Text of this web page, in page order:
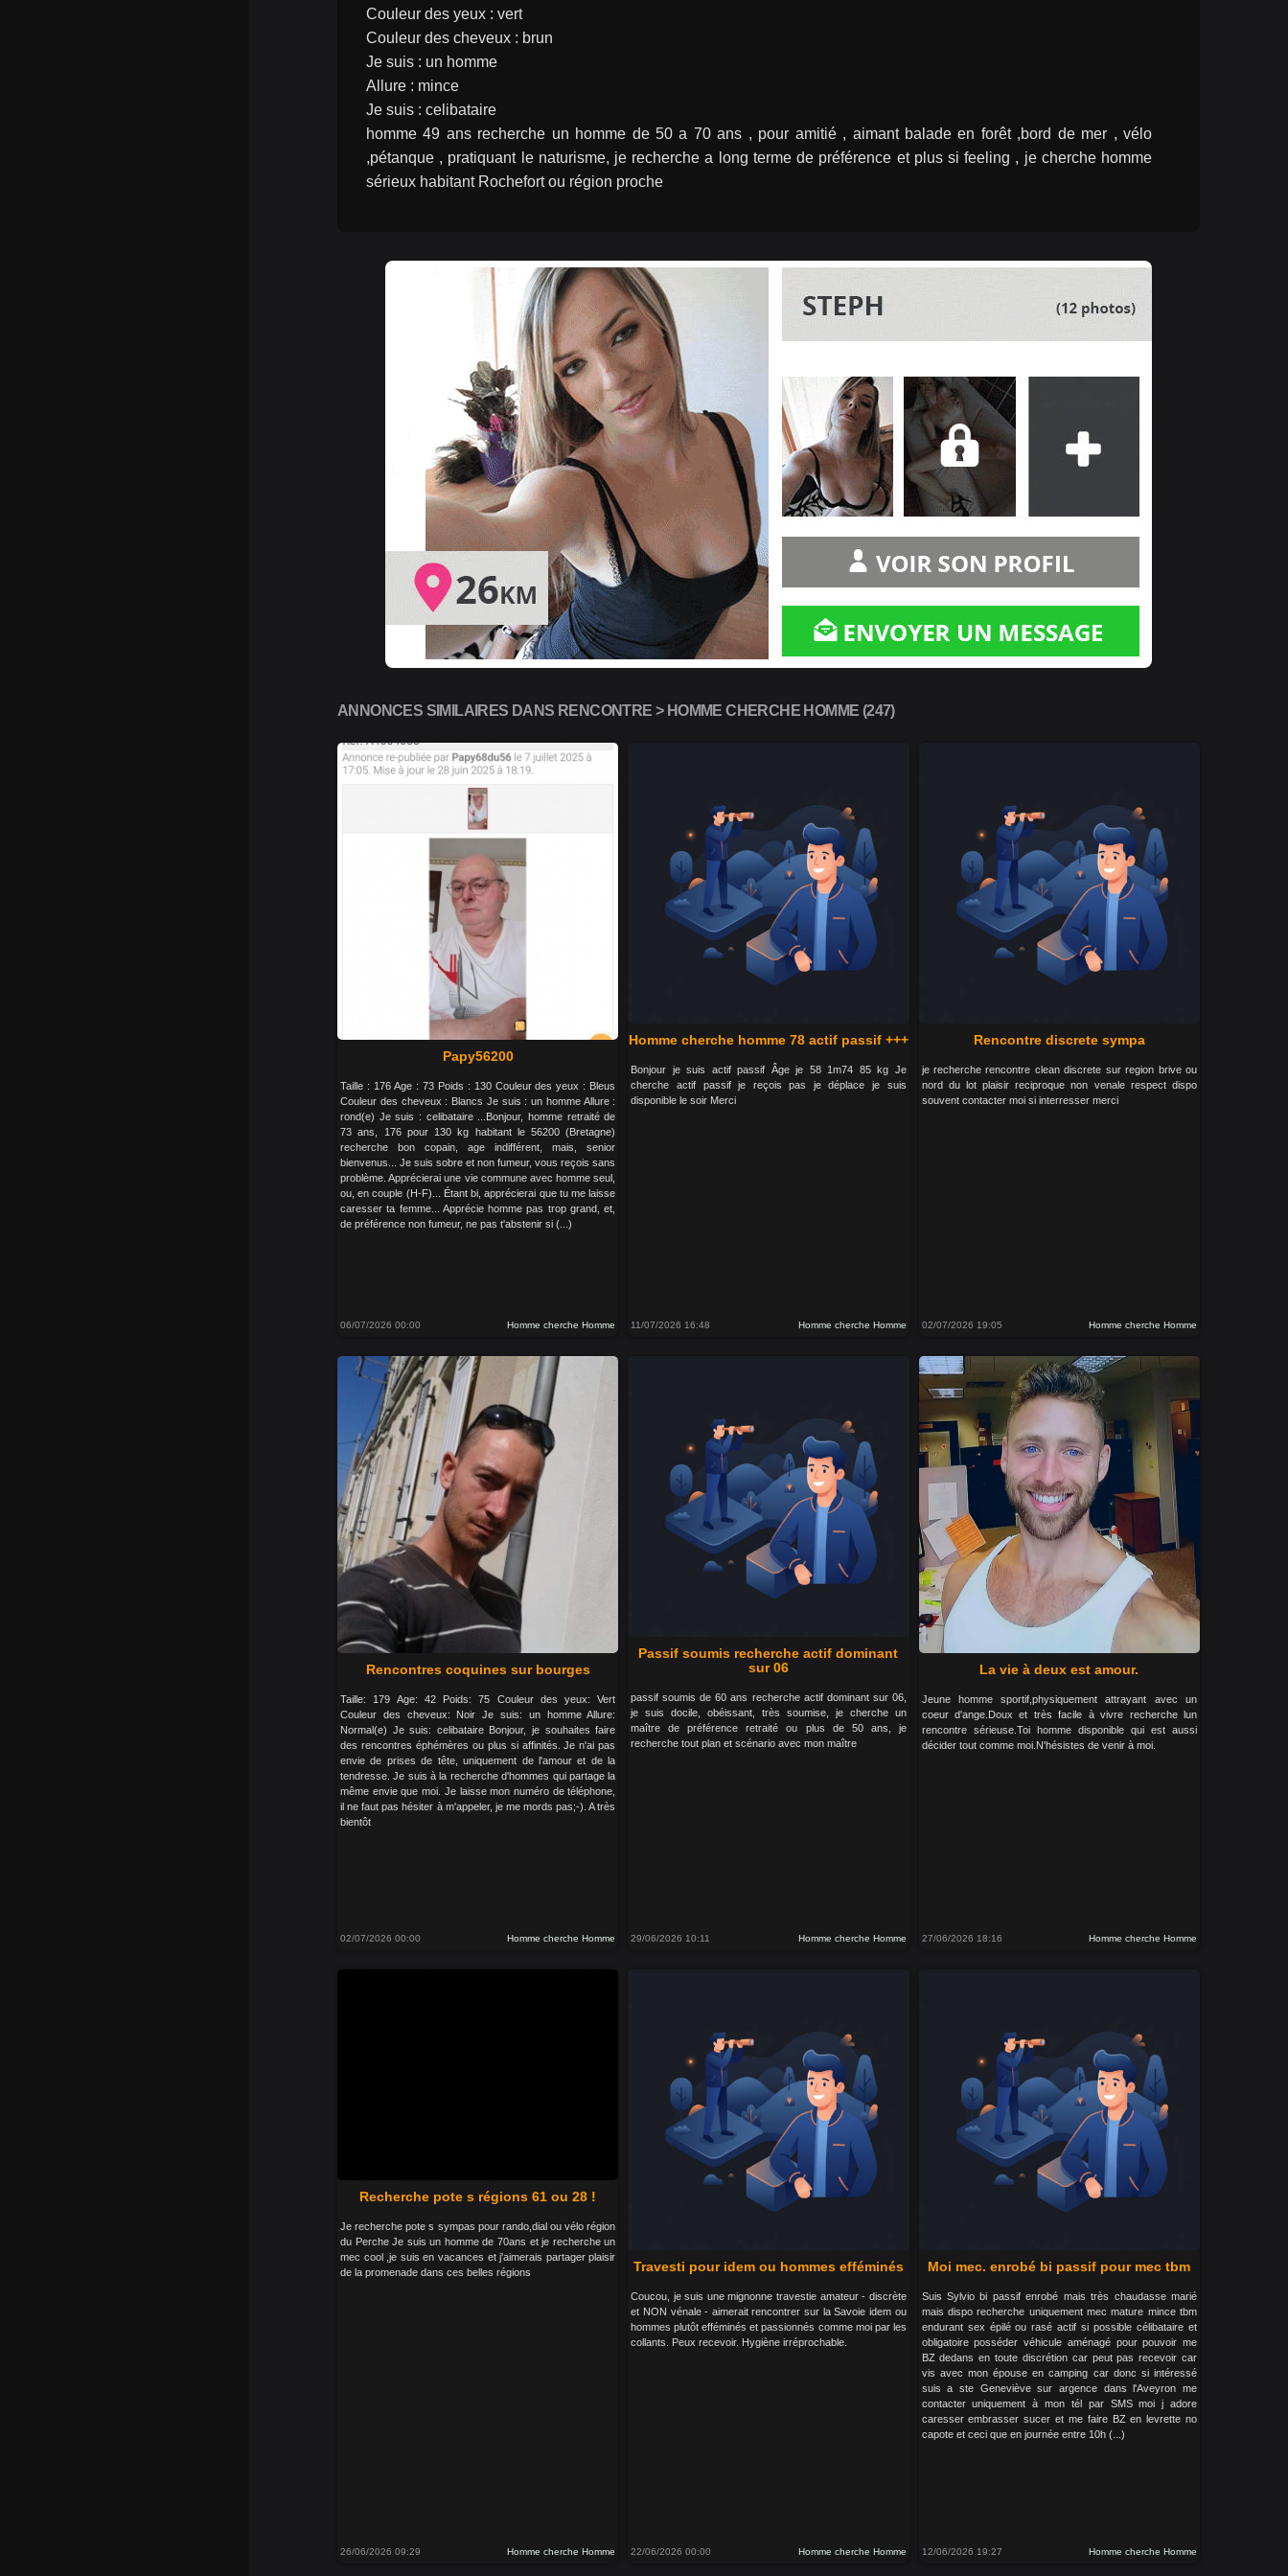
Couleur des yeux : vert
Couleur des cheveux : brun
Je suis : un homme
Allure : mince
Je suis : celibataire
homme 49 ans recherche un homme de 50 a 70 ans , pour amitié , aimant balade en forêt ,bord de mer , vélo
,pétanque , pratiquant le naturisme, je recherche a long terme de préférence et plus si feeling , je cherche homme
sérieux habitant Rochefort ou région proche
ANNONCES SIMILAIRES DANS RENCONTRE > HOMME CHERCHE HOMME (247)
Papy56200
Taille : 176 Age : 73 Poids : 130 Couleur des yeux : Bleus
Couleur des cheveux : Blancs Je suis : un homme Allure :
rond(e) Je suis : celibataire ...Bonjour, homme retraité de
73 ans, 176 pour 130 kg habitant le 56200 (Bretagne)
recherche bon copain, age indifférent, mais, senior
bienvenus... Je suis sobre et non fumeur, vous reçois sans
problème. Apprécierai une vie commune avec homme seul,
ou, en couple (H-F)... Étant bi, apprécierai que tu me laisse
caresser ta femme... Apprécie homme pas trop grand, et,
de préférence non fumeur, ne pas t'abstenir si (...)
06/07/2026 00:00 Homme cherche Homme
Homme cherche homme 78 actif passif +++
Bonjour je suis actif passif Âge je 58 1m74 85 kg Je
cherche actif passif je reçois pas je déplace je suis
disponible le soir Merci
11/07/2026 16:48 Homme cherche Homme
Rencontre discrete sympa
je recherche rencontre clean discrete sur region brive ou
nord du lot plaisir reciproque non venale respect dispo
souvent contacter moi si interresser merci
02/07/2026 19:05 Homme cherche Homme
Rencontres coquines sur bourges
Taille: 179 Age: 42 Poids: 75 Couleur des yeux: Vert
Couleur des cheveux: Noir Je suis: un homme Allure:
Normal(e) Je suis: celibataire Bonjour, je souhaites faire
des rencontres éphémères ou plus si affinités. Je n'ai pas
envie de prises de tête, uniquement de l'amour et de la
tendresse. Je suis à la recherche d'hommes qui partage la
même envie que moi. Je laisse mon numéro de téléphone,
il ne faut pas hésiter à m'appeler, je me mords pas;-). A très
bientôt
02/07/2026 00:00 Homme cherche Homme
Passif soumis recherche actif dominant
sur 06
passif soumis de 60 ans recherche actif dominant sur 06,
je suis docile, obéissant, très soumise, je cherche un
maître de préférence retraité ou plus de 50 ans, je
recherche tout plan et scénario avec mon maître
29/06/2026 10:11 Homme cherche Homme
La vie à deux est amour.
Jeune homme sportif,physiquement attrayant avec un
coeur d'ange.Doux et très facile à vivre recherche lun
rencontre sérieuse.Toi homme disponible qui est aussi
décider tout comme moi.N'hésistes de venir à moi.
27/06/2026 18:16 Homme cherche Homme
Recherche pote s régions 61 ou 28 !
Je recherche pote s sympas pour rando,dial ou vélo région
du Perche Je suis un homme de 70ans et je recherche un
mec cool ,je suis en vacances et j'aimerais partager plaisir
de la promenade dans ces belles régions
26/06/2026 09:29 Homme cherche Homme
Travesti pour idem ou hommes efféminés
Coucou, je suis une mignonne travestie amateur - discrète
et NON vénale - aimerait rencontrer sur la Savoie idem ou
hommes plutôt efféminés et passionnés comme moi par les
collants. Peux recevoir. Hygiène irréprochable.
22/06/2026 00:00 Homme cherche Homme
Moi mec. enrobé bi passif pour mec tbm
Suis Sylvio bi passif enrobé mais très chaudasse marié
mais dispo recherche uniquement mec mature mince tbm
endurant sex épilé ou rasé actif si possible célibataire et
obligatoire posséder véhicule aménagé pour pouvoir me
BZ dedans en toute discrétion car peut pas recevoir car
vis avec mon épouse en camping car donc si intéressé
suis a ste Geneviève sur argence dans l'Aveyron me
contacter uniquement à mon tél par SMS moi j adore
caresser embrasser sucer et me faire BZ en levrette no
capote et ceci que en journée entre 10h (...)
12/06/2026 19:27 Homme cherche Homme